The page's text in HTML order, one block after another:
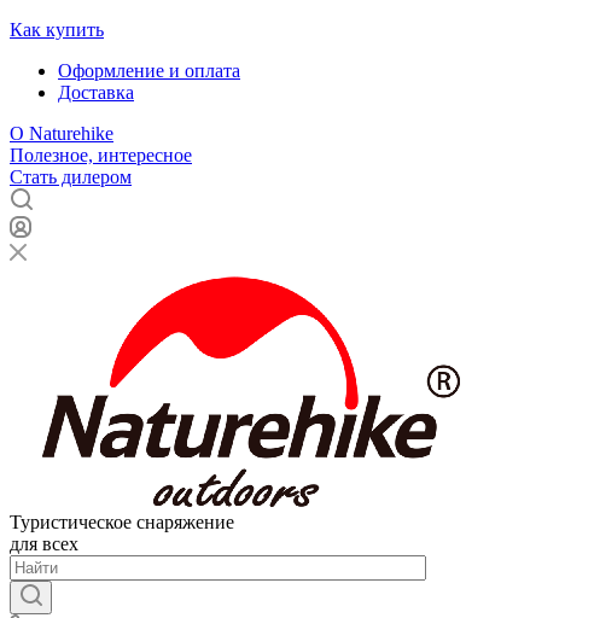
Как купить
Оформление и оплата
Доставка
О Naturehike
Полезное, интересное
Стать дилером
Туристическое снаряжение
для всех